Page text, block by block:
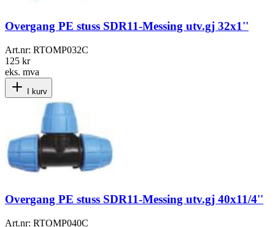
Overgang PE stuss SDR11-Messing utv.gj 32x1''
Art.nr: RTOMP032C
125 kr
eks. mva
I kurv
Overgang PE stuss SDR11-Messing utv.gj 40x11/4''
Art.nr: RTOMP040C